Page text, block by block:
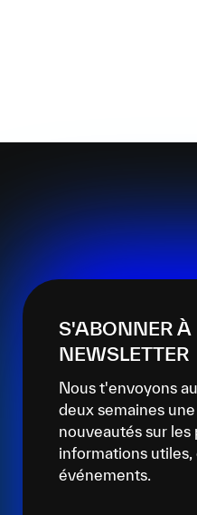
S'ABONNER À
NEWSLETTER
Nous t'envoyons
deux semaines
nouveautés sur les
informations utiles,
événements.